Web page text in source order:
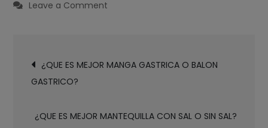
Leave a Comment
MANZANILLA
CON
de¿QUE ES MEJOR MANGA GASTRICA O BALON
GASTRICO?
¿QUE ES MEJOR MANTEQUILLA CON SAL O SIN SAL?